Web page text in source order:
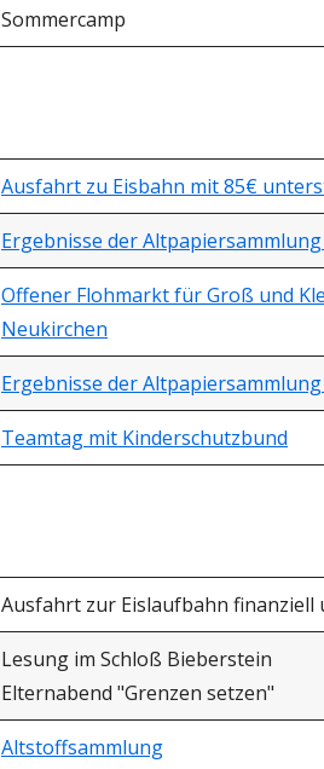
Sommercamp
Ausfahrt zu Eisbahn mit 85€
Ergebnisse der Altpapiersammlung
Offener Flohmarkt für Groß und
Neukirchen
Ergebnisse der Altpapiersammlung
Teamtag mit Kinderschutzbund
Ausfahrt zur Eislaufbahn
Lesung im Schloß Bieberstein
Elternabend "Grenzen setzen"
Altstoffsammlung